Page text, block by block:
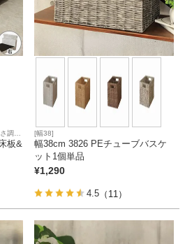
家具
・セット
調節
板&
[幅38]
幅38cm 3826 PEチューブバスケ
ット1個単品
¥1,290
4.5 （11）